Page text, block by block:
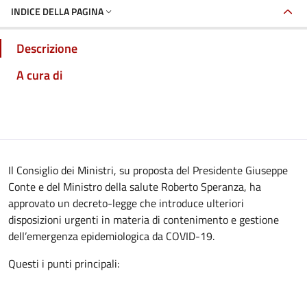
INDICE DELLA PAGINA
Descrizione
A cura di
Il Consiglio dei Ministri, su proposta del Presidente Giuseppe
Conte e del Ministro della salute Roberto Speranza, ha
approvato un decreto-legge che introduce ulteriori
disposizioni urgenti in materia di contenimento e gestione
dell’emergenza epidemiologica da COVID-19.
Questi i punti principali: